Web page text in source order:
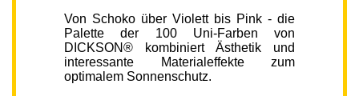
Von Schoko über Violett bis Pink - die
Palette der 100 Uni-Farben von
DICKSON® kombiniert Ästhetik und
interessante Materialeffekte zum
optimalem Sonnenschutz.